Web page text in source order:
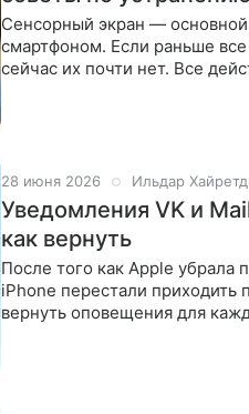
Сенсорный экран —
смартфоном. Если раньше
сейчас их почти нет. Все
28 июня 2026 Ильдар
Уведомления VK и
как вернуть
После того как Apple убрала
iPhone перестали приходить
вернуть оповещения для